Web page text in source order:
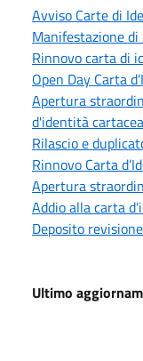
Avviso Carte di
Manifestazione
Rinnovo carta di
Open Day Carta
Apertura
d'identità cartacea
Rilascio e
Rinnovo Carta
Apertura
Addio alla carta
Deposito
Ultimo